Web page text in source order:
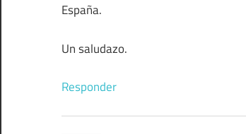
España.
Un saludazo.
Responder